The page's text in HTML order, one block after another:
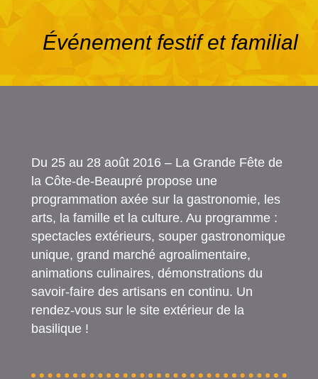
Événement festif et familial
Du 25 au 28 août 2016 – La Grande Fête de
la Côte-de-Beaupré propose une
programmation axée sur la gastronomie, les
arts, la famille et la culture. Au programme :
spectacles extérieurs, souper gastronomique
unique, grand marché agroalimentaire,
animations culinaires, démonstrations du
savoir-faire des artisans en continu. Un
rendez-vous sur le site extérieur de la
basilique !